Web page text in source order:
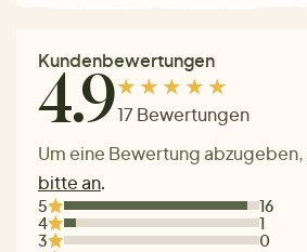
Kundenbewertungen
4.917 Bewertungen
Um eine Bewertung abzugeben,
bitte an.
5
16
4
1
3
0